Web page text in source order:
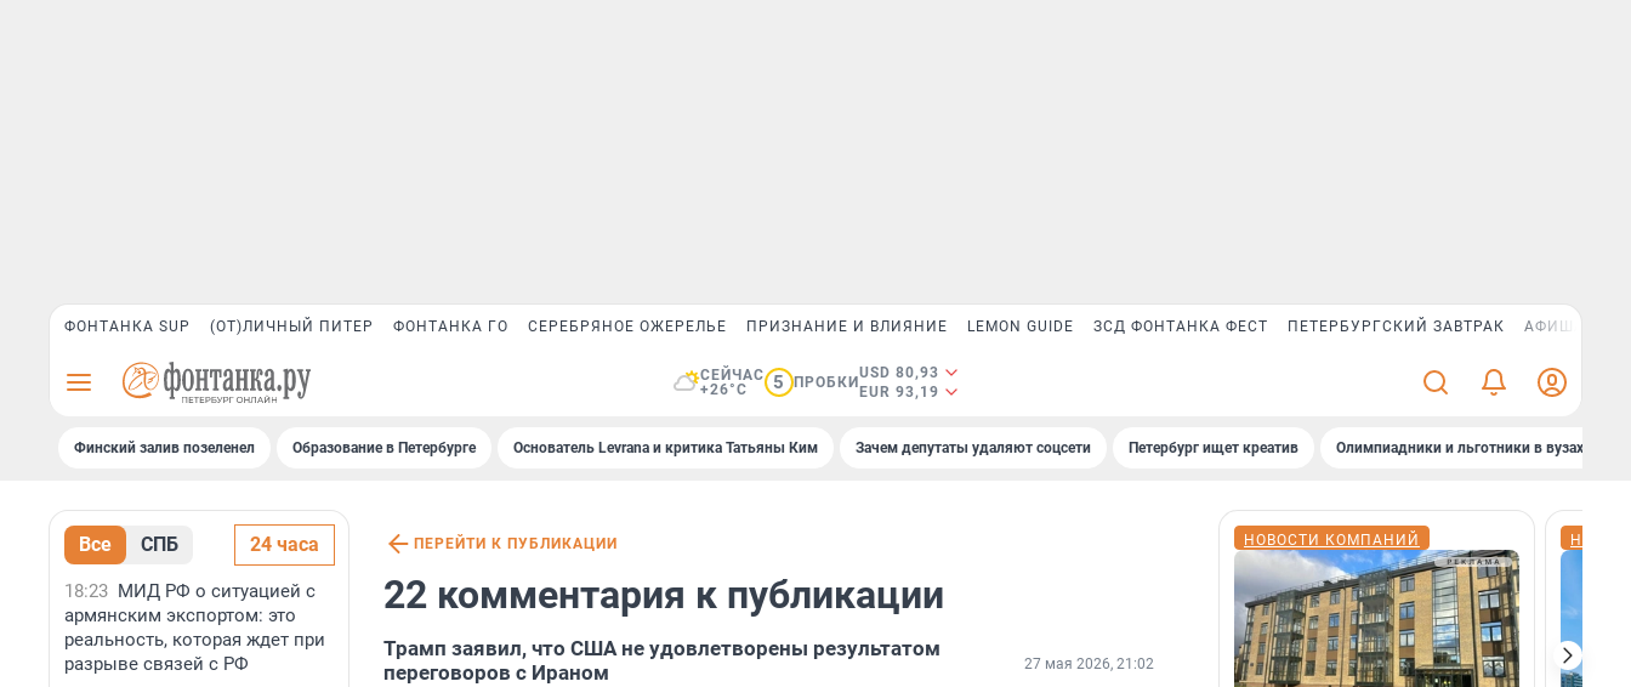
ФОНТАНКА SUP (ОТ)ЛИЧНЫЙ ПИТЕР ФОНТАНКА ГО СЕРЕБРЯНОЕ ОЖЕРЕЛЬЕ ПРИЗНАНИЕ И ВЛИЯНИЕ LEMON GUIDE ЗСД ФОНТАНКА ФЕСТ ПЕТЕРБУРГСКИЙ ЗАВТРАК АФИША PLUS
СЕЙЧАС
+26°C
5 ПРОБКИ
USD 80,93
EUR 93,19
Финский залив позеленел Образование в Петербурге Основатель Levrana и критика Татьяны Ким Зачем депутаты удаляют соцсети Петербург ищет креатив Олимпиадники и льготники в вузах СПб
Все СПБ 24 часа
18:23 МИД РФ о ситуацией с
армянским экспортом: это
реальность, которая ждет при
разрыве связей с РФ
ПЕРЕЙТИ К ПУБЛИКАЦИИ
22 комментария к публикации
Трамп заявил, что США не удовлетворены результатом
переговоров с Ираном
27 мая 2026, 21:02
НОВОСТИ КОМПАНИЙ